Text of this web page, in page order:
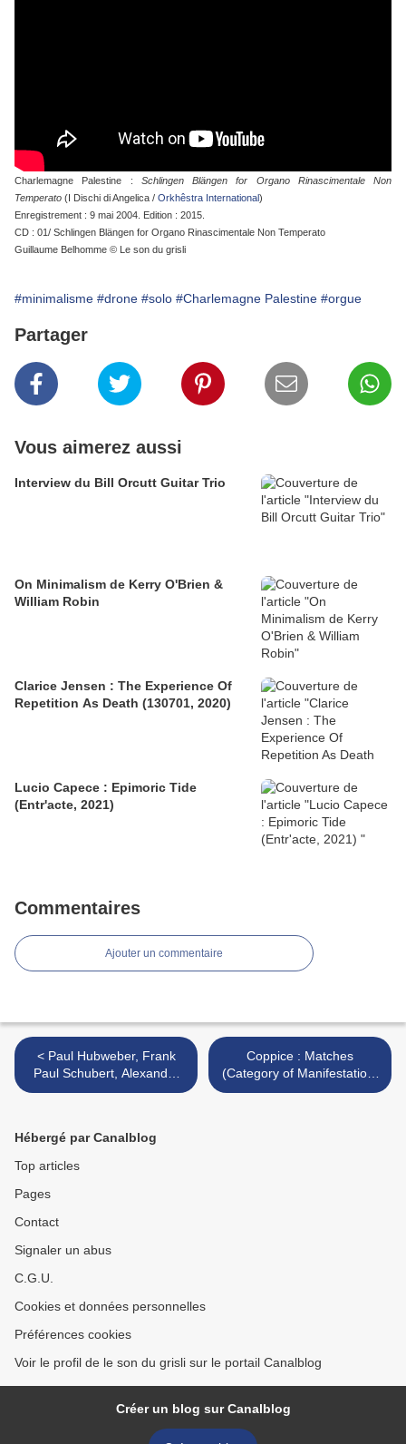
Charlemagne Palestine : Schlingen Blängen for Organo Rinascimentale Non
Temperato (I Dischi di Angelica / Orkhêstra International)
Enregistrement : 9 mai 2004. Edition : 2015.
CD : 01/ Schlingen Blängen for Organo Rinascimentale Non Temperato
Guillaume Belhomme © Le son du grisli
#minimalisme #drone #solo #Charlemagne Palestine #orgue
Partager
Vous aimerez aussi
Interview du Bill Orcutt Guitar Trio
On Minimalism de Kerry O'Brien &
William Robin
Clarice Jensen : The Experience Of
Repetition As Death (130701, 2020)
Lucio Capece : Epimoric Tide
(Entr'acte, 2021)
Commentaires
Ajouter un commentaire
< Paul Hubweber, Frank
Paul Schubert, Alexander
von Schlippenbach, Clayton
2015)
Coppice : Matches
(Category of Manifestation,
2015) >
Hébergé par Canalblog
Top articles
Pages
Contact
Signaler un abus
C.G.U.
Cookies et données personnelles
Préférences cookies
Voir le profil de le son du grisli sur le portail Canalblog
Créer un blog sur Canalblog